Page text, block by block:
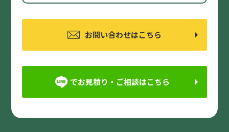
お問い合わせはこちら
でお見積り・ご相談はこちら